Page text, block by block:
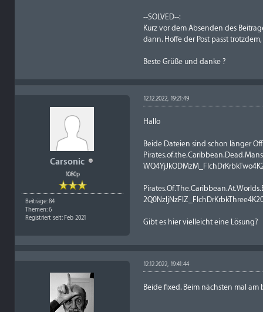
--SOLVED--:
Kurz vor dem Absenden des
dann. Hoffe der Post passt
Beste Grüße und danke ?
Carsonic
1080p
Beiträge: 84
Themen: 6
Registriert seit: Feb 2021
12.12.2022, 19:21:49
Hallo
Beide Dateien sind schon länger
Gibt es hier vielleicht eine Lösung?
12.12.2022, 19:41:44
Beide fixed. Beim nächsten mal